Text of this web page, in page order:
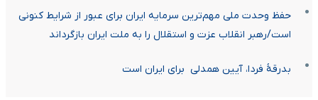
حفظ وحدت ملی مهم‌ترین سرمایه ایران برای عبور از شرایط کنونی
است/رهبر انقلاب عزت و استقلال را به ملت ایران بازگرداند
بدرقهٔ فردا، آیین همدلی ⁧ برای ایران⁩ است